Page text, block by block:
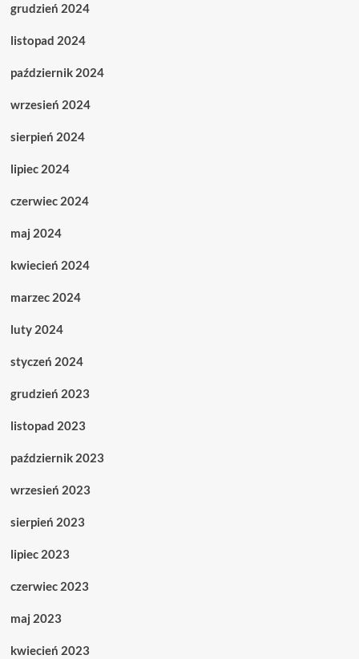
grudzień 2024
listopad 2024
październik 2024
wrzesień 2024
sierpień 2024
lipiec 2024
czerwiec 2024
maj 2024
kwiecień 2024
marzec 2024
luty 2024
styczeń 2024
grudzień 2023
listopad 2023
październik 2023
wrzesień 2023
sierpień 2023
lipiec 2023
czerwiec 2023
maj 2023
kwiecień 2023